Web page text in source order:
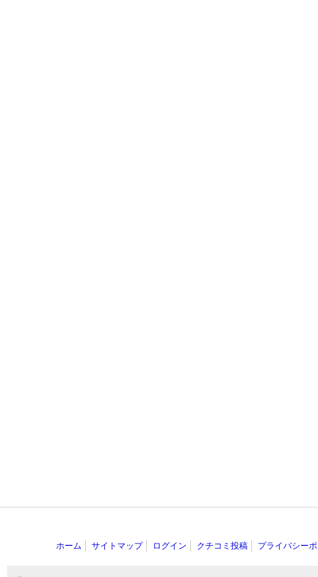
ホーム サイトマップ ログイン クチコミ投稿 プライバシー